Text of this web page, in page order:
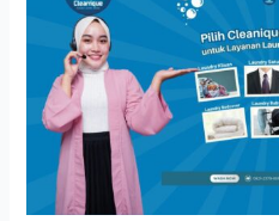
Cocok
untuk
Keluarga
Sibuk?